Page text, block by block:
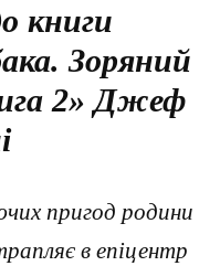
книги
Зоряний
2» Джеф
пригод родини
в епіцентр